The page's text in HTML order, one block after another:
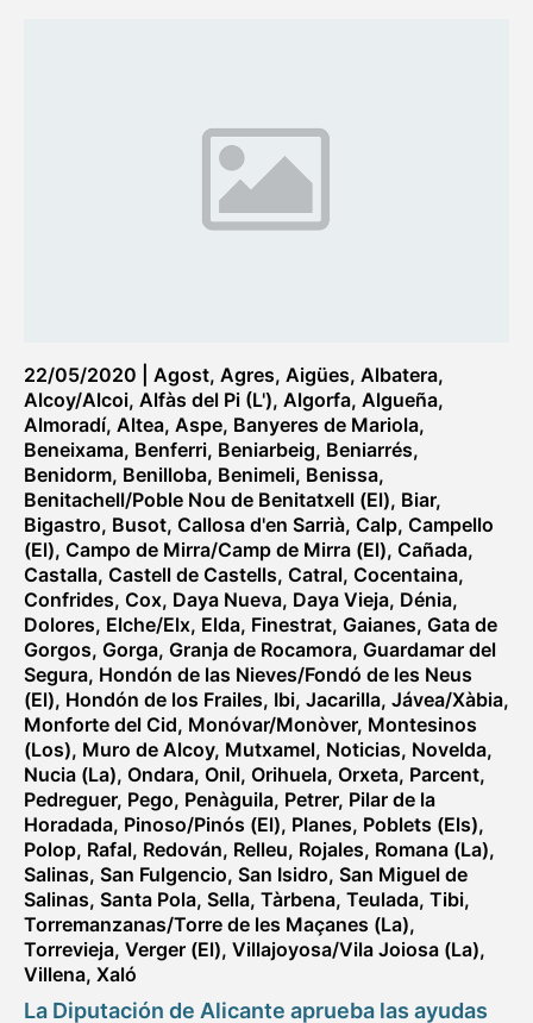
22/05/2020 Agost, Agres, Aigües, Albatera,
Alcoy/Alcoi, Alfàs del Pi (L'), Algorfa, Algueña,
Almoradí, Altea, Aspe, Banyeres de Mariola,
Beneixama, Benferri, Beniarbeig, Beniarrés,
Benidorm, Benilloba, Benimeli, Benissa,
Benitachell/Poble Nou de Benitatxell (El), Biar,
Bigastro, Busot, Callosa d'en Sarrià, Calp, Campello
(El), Campo de Mirra/Camp de Mirra (El), Cañada,
Castalla, Castell de Castells, Catral, Cocentaina,
Confrides, Cox, Daya Nueva, Daya Vieja, Dénia,
Dolores, Elche/Elx, Elda, Finestrat, Gaianes, Gata de
Gorgos, Gorga, Granja de Rocamora, Guardamar del
Segura, Hondón de las Nieves/Fondó de les Neus
(El), Hondón de los Frailes, Ibi, Jacarilla, Jávea/Xàbia,
Monforte del Cid, Monóvar/Monòver, Montesinos
(Los), Muro de Alcoy, Mutxamel, Noticias, Novelda,
Nucia (La), Ondara, Onil, Orihuela, Orxeta, Parcent,
Pedreguer, Pego, Penàguila, Petrer, Pilar de la
Horadada, Pinoso/Pinós (El), Planes, Poblets (Els),
Polop, Rafal, Redován, Relleu, Rojales, Romana (La),
Salinas, San Fulgencio, San Isidro, San Miguel de
Salinas, Santa Pola, Sella, Tàrbena, Teulada, Tibi,
Torremanzanas/Torre de les Maçanes (La),
Torrevieja, Verger (El), Villajoyosa/Vila Joiosa (La),
Villena, Xaló
La Diputación de Alicante aprueba las ayudas